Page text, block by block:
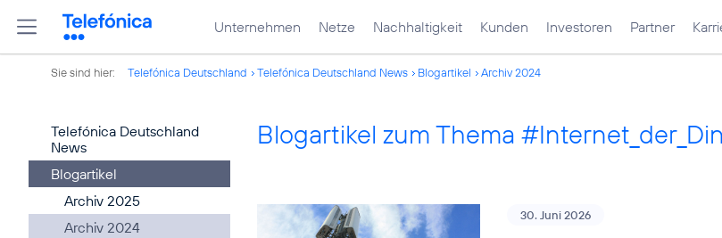
Unternehmen Netze Nachhaltigkeit Kunden Investoren Partner
Sie sind hier: Telefónica Deutschland Telefónica Deutschland News Blogartikel Archiv 2024
Telefónica Deutschland
News
Blogartikel
Archiv 2025
Archiv 2024
Blogartikel zum Thema
30. Juni 2026